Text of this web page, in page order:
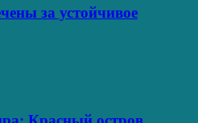
за устойчивое